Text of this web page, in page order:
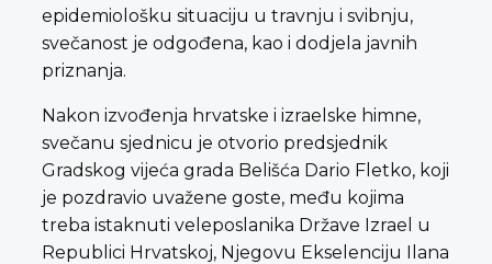
epidemiološku situaciju u travnju i svibnju,
svečanost je odgođena, kao i dodjela javnih
priznanja.
Nakon izvođenja hrvatske i izraelske himne,
svečanu sjednicu je otvorio predsjednik
Gradskog vijeća grada Belišća Dario Fletko, koji
je pozdravio uvažene goste, među kojima
treba istaknuti veleposlanika Države Izrael u
Republici Hrvatskoj, Njegovu Ekselenciju Ilana